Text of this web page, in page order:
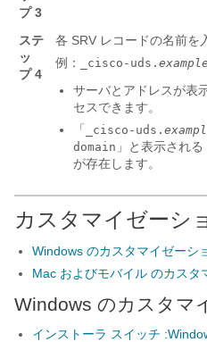
プ 3
ステ
ッ
プ 4
各 SRV レコードの名前を
例：
_cisco-uds.
サーバとアドレスが表
セスできます。
「
_cisco-uds.
domain 」と表示され
が存在します。
カスタマイゼーシ
Windows のカスタマイゼーシ
Mac およびモバイル のカスタ
Windows のカスタマ
インストーラ スイッチ